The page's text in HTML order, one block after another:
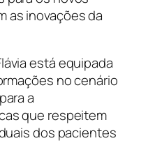
as inovações da
está equipada
no cenário
a
que respeitem
dos pacientes